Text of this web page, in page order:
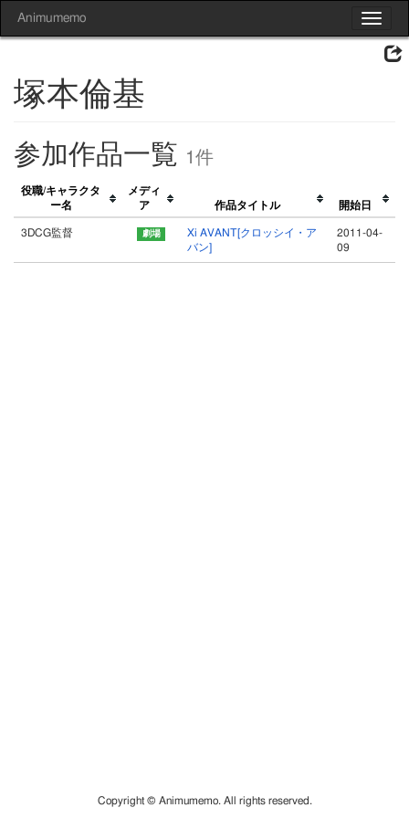
Toggle
Animumemo
塚本倫基
参加作品一覧 1件
役職/キャラクタ
ー名
メディ
ア
作品タイトル 開始日
3DCG監督
Xi AVANT[クロッシイ・ア
バン]
2011-04-
09
Copyright © Animumemo. All rights reserved.